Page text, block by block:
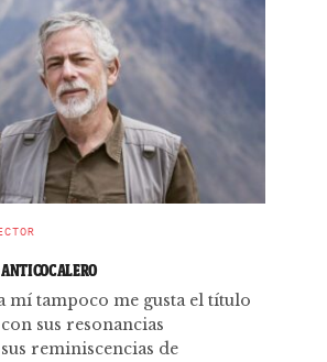
mí tampoco me gusta el título
sus resonancias
reminiscencias de